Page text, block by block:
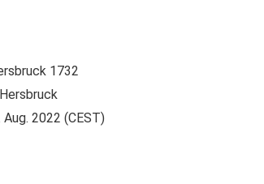
1732
Aug. 2022 (CEST)